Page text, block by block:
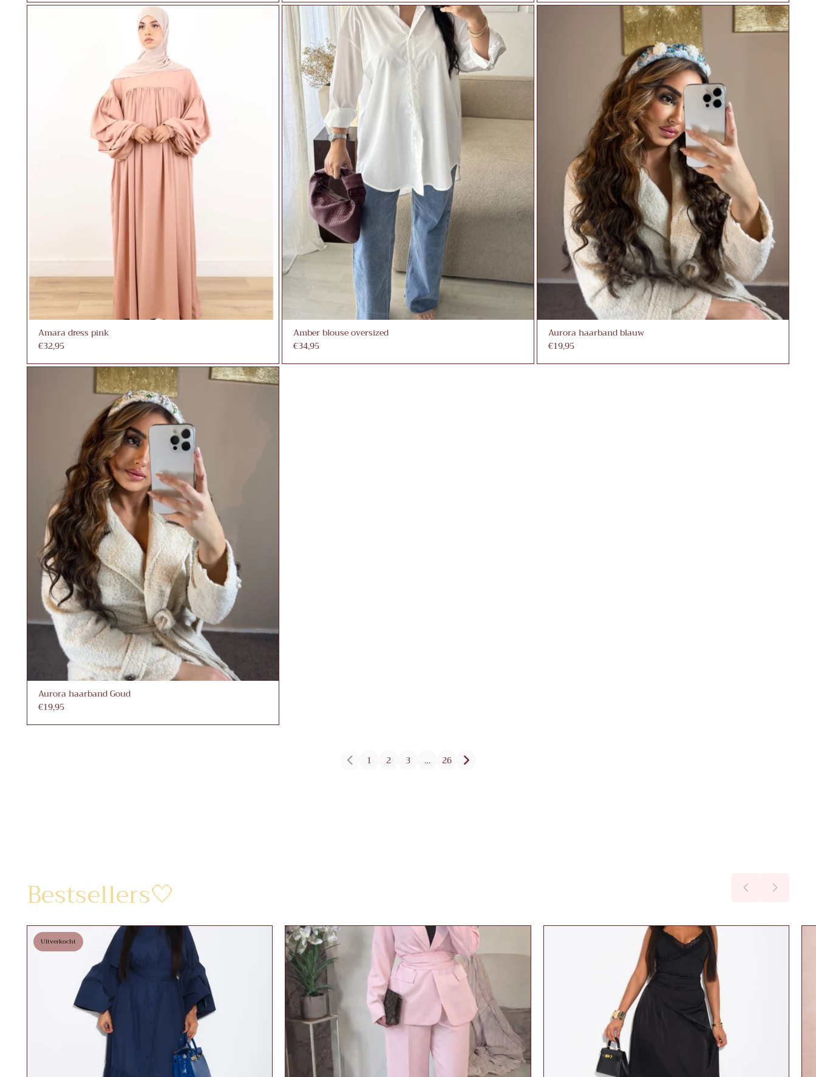
Amara dress pink
€32,95
Amber blouse oversized
€34,95
Aurora haarband blauw
€19,95
Aurora haarband Goud
€19,95
1 2 3 … 26
Bestsellers🤍
Uitverkocht